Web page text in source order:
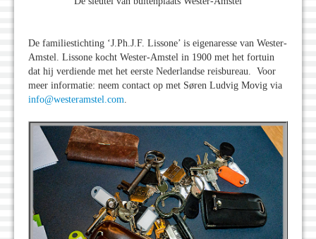
De familiestichting ‘J.Ph.J.F. Lissone’ is eigenaresse van Wester-
Amstel. Lissone kocht Wester-Amstel in 1900 met het fortuin
dat hij verdiende met het eerste Nederlandse reisbureau. Voor
meer informatie: neem contact op met Søren Ludvig Movig via
info@westeramstel.com